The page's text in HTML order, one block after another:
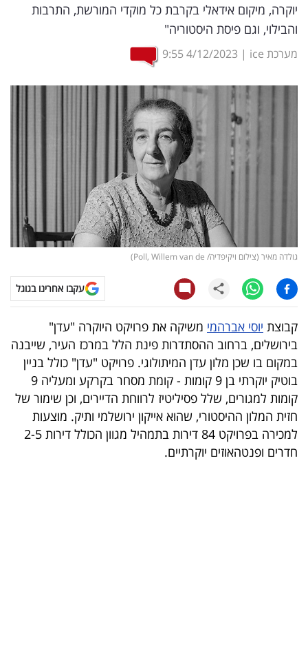
מדדים
ומחקרים
דעות
רכילות
קריפטו
עסקי
ספורט
קריירה
ולימודים
מינויים
רייטינג
רכב
יוקרה, מיקום אידאלי בקרבת כל מוקדי המורשת, התרבות
והבילוי, וגם פיסת היסטוריה"
מערכת ice |
4/12/2023
9:55
גולדה מאיר (צילום ויקיפדיה/ Poll, Willem van de)
עקבו אחרינו בגוגל
קבוצת יוסי אברהמי משיקה את פרויקט היוקרה "עדן"
בירושלים, ברחוב ההסתדרות פינת הלל במרכז העיר, שייבנה
במקום בו שכן מלון עדן המיתולוגי. פרויקט "עדן" כולל בניין
בוטיק יוקרתי בן 9 קומות - קומת מסחר בקרקע ומעליה 9
קומות למגורים, שלל פסיליטיז לרווחת הדיירים, וכן שימור של
חזית המלון ההיסטורי, שהוא אייקון ירושלמי ותיק. מוצעות
למכירה בפרויקט 84 דירות בתמהיל מגוון הכולל דירות 2-5
חדרים ופנטהאוזים יוקרתיים.